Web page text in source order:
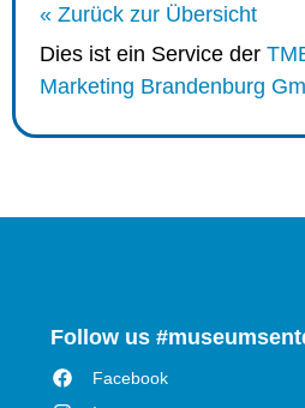
« Zurück zur Übersicht
Dies ist ein Service der
Marketing Brandenburg
Follow us
Facebook